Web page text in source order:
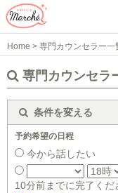
Home > 専門カウンセラー一
専門カウンセラ
条件を変える
予約希望の日程
今から話したい
10分前までに完了くだ